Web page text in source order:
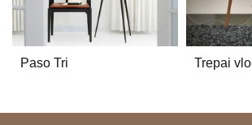
Paso Tri Trepai